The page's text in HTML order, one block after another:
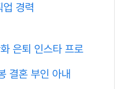
경력
은퇴 인스타 프로
결혼 부인 아내